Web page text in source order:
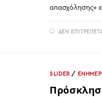
απασχόλησης»
ΔΕΝ
SLIDER/